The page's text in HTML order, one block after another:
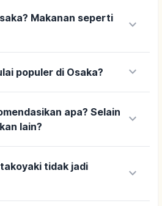
Makanan seperti
keyboard_arrow_down
populer di Osaka? keyboard_arrow_down
apa? Selain
lain?
keyboard_arrow_down
tidak jadi
keyboard_arrow_down